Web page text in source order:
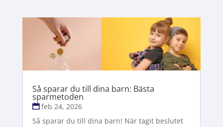
Så sparar du till dina barn: Bästa
sparmetoden
feb 24, 2026
Så sparar du till dina barn! När tagit beslutet